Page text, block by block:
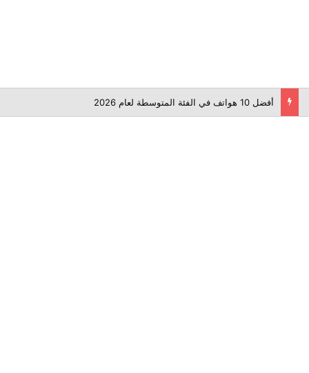
أفضل 10 هواتف في الفئة المتوسطة لعام 2026